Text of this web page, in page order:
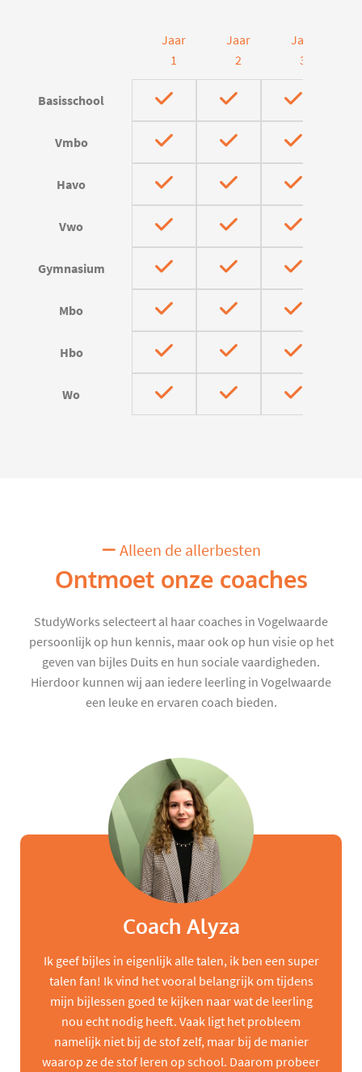
Jaar
1
Jaar
2
Jaar
3
Basisschool
Vmbo
Havo
Vwo
Gymnasium
Mbo
Hbo
Wo
Alleen de allerbesten
Ontmoet onze coaches
StudyWorks selecteert al haar coaches in Vogelwaarde
persoonlijk op hun kennis, maar ook op hun visie op het
geven van bijles Duits en hun sociale vaardigheden.
Hierdoor kunnen wij aan iedere leerling in Vogelwaarde
een leuke en ervaren coach bieden.
Coach Alyza
Ik geef bijles in eigenlijk alle talen, ik ben een super
talen fan! Ik vind het vooral belangrijk om tijdens
mijn bijlessen goed te kijken naar wat de leerling
nou echt nodig heeft. Vaak ligt het probleem
namelijk niet bij de stof zelf, maar bij de manier
waarop ze de stof leren op school. Daarom probeer